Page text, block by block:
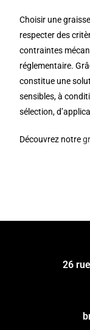
Choisir une
respecter des
contraintes
réglementaire.
constitue une
sensibles, à
sélection,
Découvrez notre
26